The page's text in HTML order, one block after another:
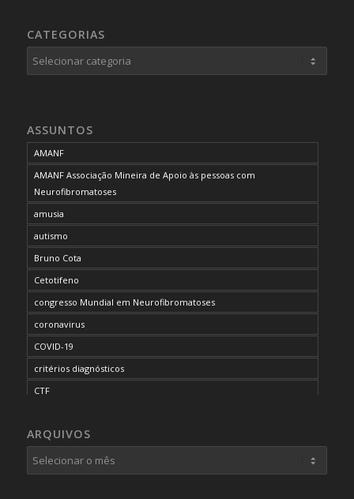
CATEGORIAS
Categorias
ASSUNTOS
AMANF
AMANF Associação Mineira de Apoio às pessoas com
Neurofibromatoses
amusia
autismo
Bruno Cota
Cetotifeno
congresso Mundial em Neurofibromatoses
coronavirus
COVID-19
critérios diagnósticos
CTF
desordem do processamento auditivo
diagnóstico
ARQUIVOS